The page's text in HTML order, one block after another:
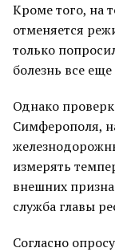
Кроме того, на
отменяется
только
болезнь все
Однако
Симферополя,
измерять
внешних
служба главы
Согласно